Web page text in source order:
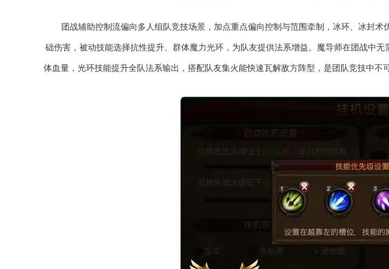
团战辅助控制流偏向多人组队竞技场景，加点重点偏向控制与范围牵制，冰环、冰封
础伤害，被动技能选择抗性提升、群体魔力光环，为队友提供法系增益。魔导师在团战中
体血量，光环技能提升全队法系输出，搭配队友集火能快速瓦解敌方阵型，是团队竞技中不